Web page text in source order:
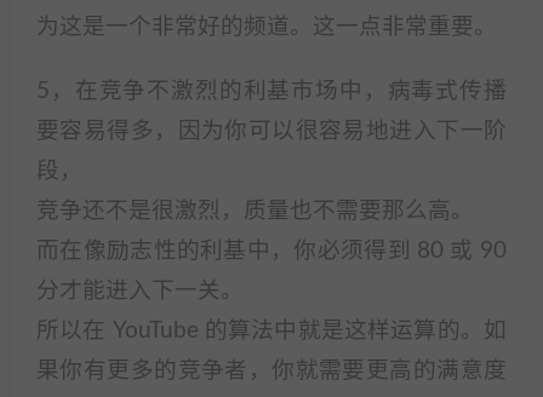
为这是一个非常好的频道。这一点非常重要。
5，在竞争不激烈的利基市场中，病毒式传播
要容易得多，因为你可以很容易地进入下一阶
段，
竞争还不是很激烈，质量也不需要那么高。
而在像励志性的利基中，你必须得到 80 或 90
分才能进入下一关。
所以在 YouTube 的算法中就是这样运算的。如
果你有更多的竞争者，你就需要更高的满意度